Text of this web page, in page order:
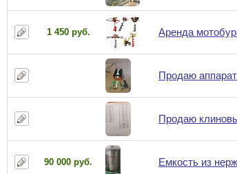
1 450 руб. Аренда
Продаю
Продаю
90 000 руб. Емкость из